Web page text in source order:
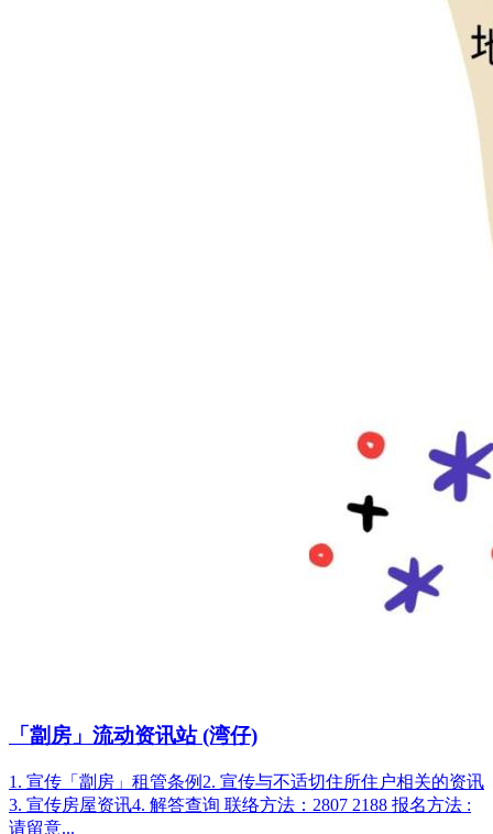
「劏房」流动资讯站 (湾仔)
1. 宣传「劏房」租管条例2. 宣传与不适切住所住户相关的资讯
3. 宣传房屋资讯4. 解答查询 联络方法：2807 2188 报名方法 :
请留意...